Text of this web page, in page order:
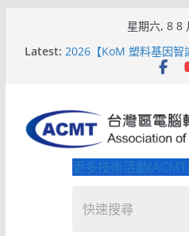
星期六, 8 8
Latest: 2026【KoM 塑料基因智
【培訓課程】【ACMT
具展重磅登場
ACMT打造「Smart
2026【QoM 射出成型
更多技術活動